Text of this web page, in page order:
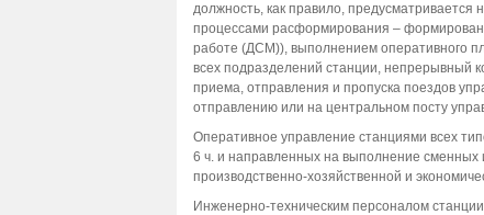
должность, как правило,
процессами расформирования –
работе (ДСМ)), выполнением оперативного
всех подразделений станции, непрерывный
приема, отправления и пропуска поездов
отправлению или на центральном посту
Оперативное управление станциями всех
6 ч. и направленных на выполнение сменных
производственно-хозяйственной и
Инженерно-техническим персоналом